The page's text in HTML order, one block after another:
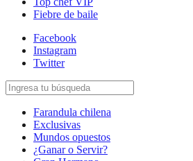
Fiebre de baile
Facebook
Instagram
Twitter
Farandula chilena
Exclusivas
Mundos opuestos
¿Ganar o Servir?